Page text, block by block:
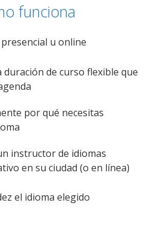
funciona
u online
duración de curso flexible que
por qué necesitas
instructor de idiomas
en su ciudad (o en línea)
el idioma elegido